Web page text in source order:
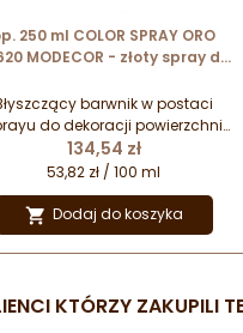
250 ml COLOR SPRAY ORO
MODECOR - złoty spray do
barwnik w postaci
do dekoracji powierzchni
cukierniczych z czekolady,
cukrowej czy marcepanu.
Produkt na bazie alkoholu
nie zawiera w składzie
bieli tytanowej (E171).
Cena
134,54 zł
53,82 zł / 100 ml
 Dodaj do koszyka
KTÓRZY ZAKUPILI